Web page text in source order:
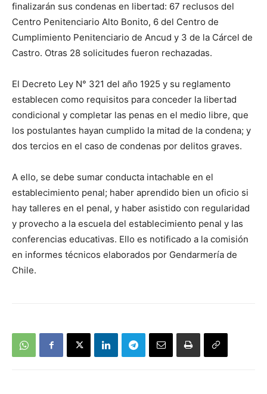
finalizarán sus condenas en libertad: 67 reclusos del
Centro Penitenciario Alto Bonito, 6 del Centro de
Cumplimiento Penitenciario de Ancud y 3 de la Cárcel de
Castro. Otras 28 solicitudes fueron rechazadas.
El Decreto Ley N° 321 del año 1925 y su reglamento
establecen como requisitos para conceder la libertad
condicional y completar las penas en el medio libre, que
los postulantes hayan cumplido la mitad de la condena; y
dos tercios en el caso de condenas por delitos graves.
A ello, se debe sumar conducta intachable en el
establecimiento penal; haber aprendido bien un oficio si
hay talleres en el penal, y haber asistido con regularidad
y provecho a la escuela del establecimiento penal y las
conferencias educativas. Ello es notificado a la comisión
en informes técnicos elaborados por Gendarmería de
Chile.